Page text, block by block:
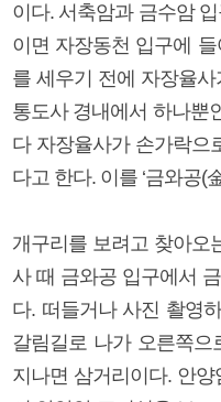
이다. 서축암과 금수암
이면 자장동천 입구에
를 세우기 전에 자장율
통도사 경내에서 하나뿐
다 자장율사가 손가락으
다고 한다. 이를 ‘금와공(
개구리를 보려고 찾아오
사 때 금와공 입구에서
다. 떠들거나 사진 촬영
갈림길로 나가 오른쪽
지나면 삼거리이다. 안